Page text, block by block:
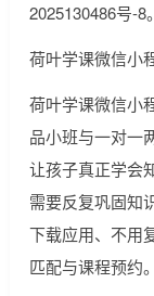
2025130486号-8。
荷叶学课微信小
荷叶学课微信小
品小班与一对一
让孩子真正学会
需要反复巩固知
下载应用、不用
匹配与课程预约。